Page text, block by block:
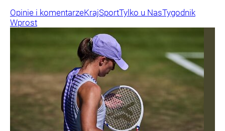
Opinie i komentarzeKrajSportTylko u NasTygodnik
Wprost